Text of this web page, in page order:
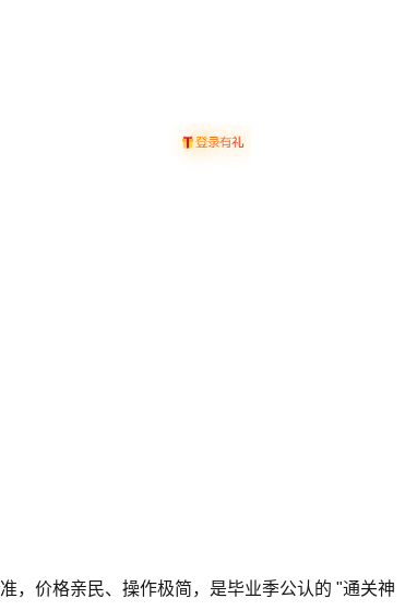
，价格亲民、操作极简，是毕业季公认的 "通关神